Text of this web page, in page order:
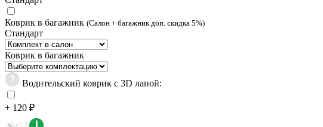
Коврик в багажник (Салон + багажник доп. скидка 5%)
Стандарт
Коврик в багажник
Водительский коврик с 3D лапой:
+ 120 ₽